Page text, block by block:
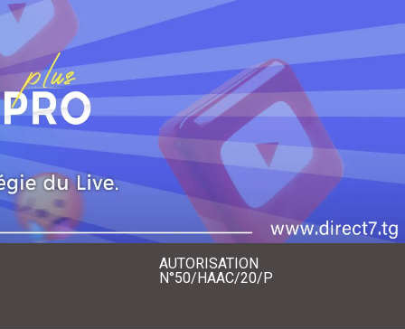
AUTORISATION
N°50/HAAC/20/P